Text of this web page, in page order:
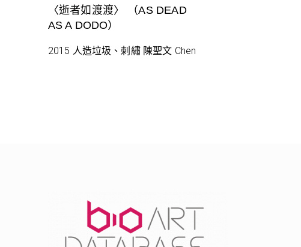
〈逝者如渡渡〉 （AS DEAD
AS A DODO）
2015 人造垃圾、刺繡 陳聖文 Chen